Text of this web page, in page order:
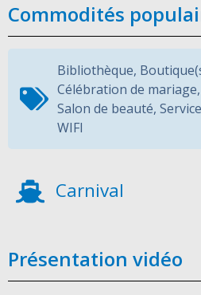
Commodités
Bibliothèque,
Célébration de mariage,
Salon de beauté,
WIFI
Carnival
Présentation vidéo